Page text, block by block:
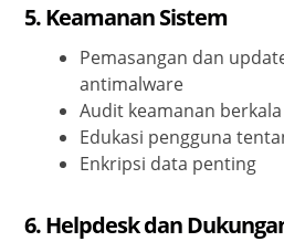
5.Keamanan Sistem
Pemasangan dan
antimalware
Audit keamanan berkala
Edukasi pengguna
Enkripsi data penting
6.Helpdesk dan